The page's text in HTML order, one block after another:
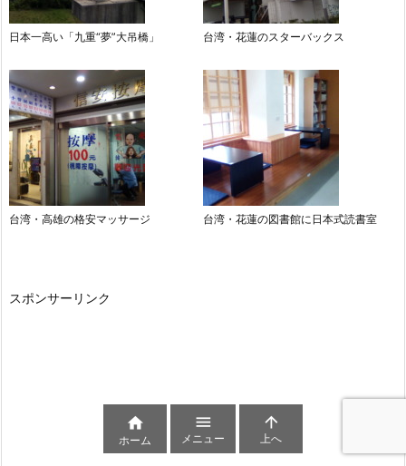
日本一高い「九重“夢”大吊橋」 台湾・花蓮のスターバックス
台湾・高雄の格安マッサージ 台湾・花蓮の図書館に日本式読書室
スポンサーリンク

ホーム

メニュー

上へ